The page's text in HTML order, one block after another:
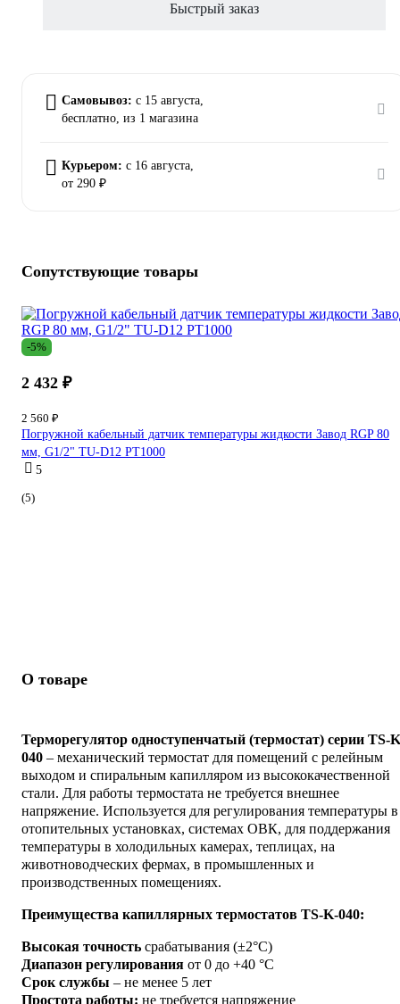
Быстрый заказ
Самовывоз: c 15 августа,
бесплатно, из 1 магазина
Курьером: c 16 августа,
от 290 ₽
Сопутствующие товары
-5%
2 432 ₽
2 560 ₽
Погружной кабельный датчик температуры жидкости Завод RGP 80
мм, G1/2" TU-D12 PT1000
5
(5)
О товаре
Терморегулятор одноступенчатый (термостат) серии TS-
040 – механический термостат для помещений с релейным
выходом и спиральным капилляром из высококачественной
стали. Для работы термостата не требуется внешнее
напряжение. Используется для регулирования температуры в
отопительных установках, системах ОВК, для поддержания
температуры в холодильных камерах, теплицах, на
животноводческих фермах, в промышленных и
производственных помещениях.
Преимущества капиллярных термостатов TS-K-040:
Высокая точность срабатывания (±2°C)
Диапазон регулирования от 0 до +40 °C
Срок службы – не менее 5 лет
Простота работы: не требуется напряжение